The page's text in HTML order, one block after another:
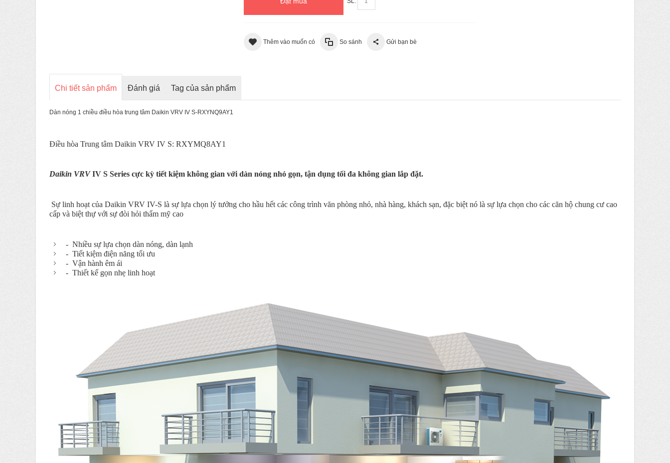
Thêm vào muốn có So sánh Gửi bạn bè
Chi tiết sản phẩm Đánh giá Tag của sản phẩm
Dàn nóng 1 chiều điều hòa trung tâm Daikin VRV IV S-RXYNQ9AY1
Điều hòa Trung tâm Daikin VRV IV S: RXYMQ8AY1
Daikin VRVIV S Series cực kỳ tiết kiệm không gian với dàn nóng nhỏ gọn, tận dụng tối đa không gian lắp đặt.
Sự linh hoạt của Daikin VRV IV-S là sự lựa chọn lý tưởng cho hầu hết các công trình văn phòng nhỏ, nhà hàng, khách sạn, đặc biệt nó là sự lựa chọn cho các căn hộ chung cư cao
cấp và biệt thự với sự đòi hỏi thẩm mỹ cao
- Nhiều sự lựa chọn dàn nóng, dàn lạnh
- Tiết kiệm điện năng tối ưu
- Vận hành êm ái
- Thiết kế gọn nhẹ linh hoạt